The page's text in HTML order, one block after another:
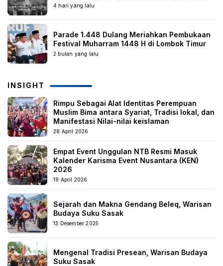
4 hari yang lalu
Parade 1.448 Dulang Meriahkan Pembukaan
Festival Muharram 1448 H di Lombok Timur
2 bulan yang lalu
INSIGHT
Rimpu Sebagai Alat Identitas Perempuan
Muslim Bima antara Syariat, Tradisi lokal, dan
Manifestasi Nilai-nilai keislaman
28 April 2026
Empat Event Unggulan NTB Resmi Masuk
Kalender Karisma Event Nusantara (KEN)
2026
19 April 2026
Sejarah dan Makna Gendang Beleq, Warisan
Budaya Suku Sasak
13 Desember 2025
Mengenal Tradisi Presean, Warisan Budaya
Suku Sasak